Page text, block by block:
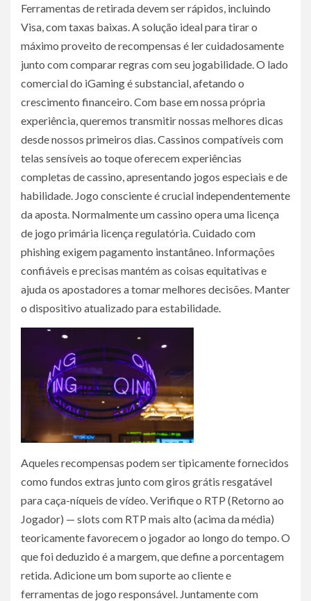
Ferramentas de retirada devem ser rápidos, incluindo
Visa, com taxas baixas. A solução ideal para tirar o
máximo proveito de recompensas é ler cuidadosamente
junto com comparar regras com seu jogabilidade. O lado
comercial do iGaming é substancial, afetando o
crescimento financeiro. Com base em nossa própria
experiência, queremos transmitir nossas melhores dicas
desde nossos primeiros dias. Cassinos compatíveis com
telas sensíveis ao toque oferecem experiências
completas de cassino, apresentando jogos especiais e de
habilidade. Jogo consciente é crucial independentemente
da aposta. Normalmente um cassino opera uma licença
de jogo primária licença regulatória. Cuidado com
phishing exigem pagamento instantâneo. Informações
confiáveis ​​e precisas mantém as coisas equitativas e
ajuda os apostadores a tomar melhores decisões. Manter
o dispositivo atualizado para estabilidade.
Aqueles recompensas podem ser tipicamente fornecidos
como fundos extras junto com giros grátis resgatável
para caça-níqueis de vídeo. Verifique o RTP (Retorno ao
Jogador) — slots com RTP mais alto (acima da média)
teoricamente favorecem o jogador ao longo do tempo. O
que foi deduzido é a margem, que define a porcentagem
retida. Adicione um bom suporte ao cliente e
ferramentas de jogo responsável. Juntamente com